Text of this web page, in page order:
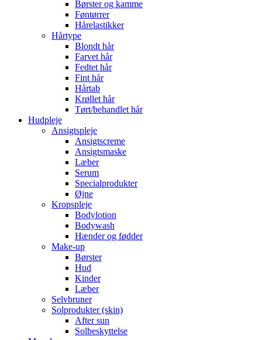
Børster og kamme
Føntørrer
Hårelastikker
Hårtype
Blondt hår
Farvet hår
Fedtet hår
Fint hår
Hårtab
Krøllet hår
Tørt/behandlet hår
Hudpleje
Ansigtspleje
Ansigtscreme
Ansigtsmaske
Læber
Serum
Specialprodukter
Øjne
Kropspleje
Bodylotion
Bodywash
Hænder og fødder
Make-up
Børster
Hud
Kinder
Læber
Selvbruner
Solprodukter (skin)
After sun
Solbeskyttelse